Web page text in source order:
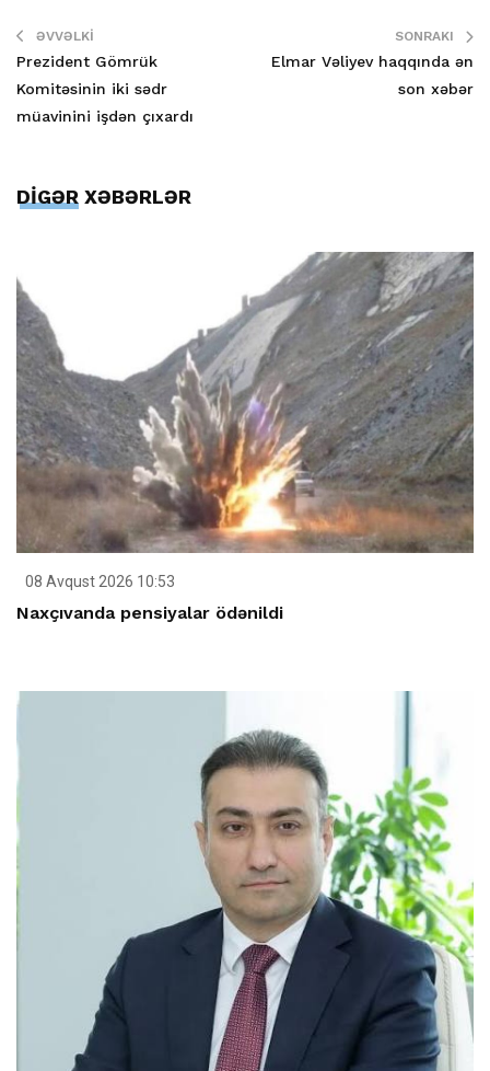
ƏVVƏLKI
Prezident Gömrük
Komitəsinin iki sədr
müavinini işdən çıxardı
SONRAKI
Elmar Vəliyev haqqında ən
son xəbər
DİGƏR XƏBƏRLƏR
08 Avqust 2026 10:53
Naxçıvanda pensiyalar ödənildi